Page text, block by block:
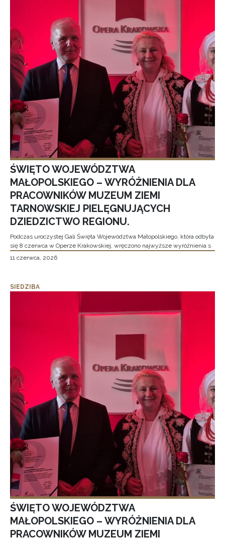
ŚWIĘTO WOJEWÓDZTWA
MAŁOPOLSKIEGO – WYRÓŻNIENIA DLA
PRACOWNIKÓW MUZEUM ZIEMI
TARNOWSKIEJ PIELĘGNUJĄCYCH
DZIEDZICTWO REGIONU.
Podczas uroczystej Gali Święta Województwa Małopolskiego, która odbyła
się 8 czerwca w Operze Krakowskiej, wręczono najwyższe wyróżnienia s
11 czerwca, 2026
SIEDZIBA
ŚWIĘTO WOJEWÓDZTWA
MAŁOPOLSKIEGO – WYRÓŻNIENIA DLA
PRACOWNIKÓW MUZEUM ZIEMI